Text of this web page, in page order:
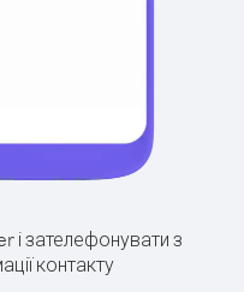
і зателефонувати з
контакту